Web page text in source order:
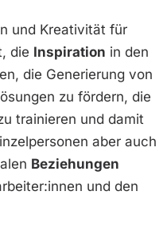
und Kreativität für
die Inspiration in den
die Generierung von
zu fördern, die
trainieren und damit
aber auch
Beziehungen
und den